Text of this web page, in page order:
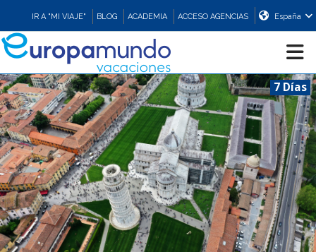
IR A "MI VIAJE" BLOG ACADEMIA ACCESO AGENCIAS España
CRUCEROS
EUROPA
ASIA
ORIENTE
7 Días